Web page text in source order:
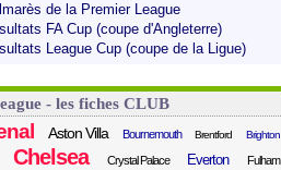
de la Premier League
FA Cup (coupe d'Angleterre)
League Cup (coupe de la Ligue)
- les fiches CLUB
Aston Villa Bournemouth Brentford Brighton
Chelsea Crystal Palace Everton Fulham